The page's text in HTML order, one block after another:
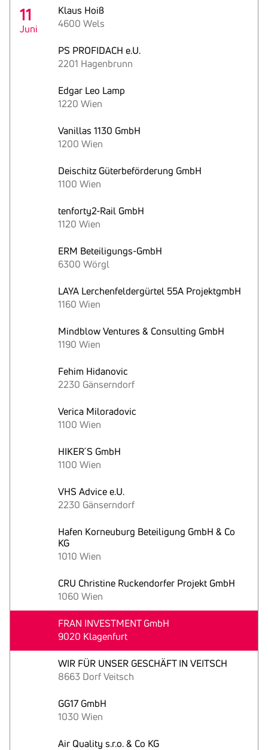
11
Juni
Klaus Hoiß
4600 Wels
PS PROFIDACH e.U.
2201 Hagenbrunn
Edgar Leo Lamp
1220 Wien
Vanillas 1130 GmbH
1200 Wien
Deischitz Güterbeförderung GmbH
1100 Wien
tenforty2-Rail GmbH
1120 Wien
ERM Beteiligungs-GmbH
6300 Wörgl
LAYA Lerchenfeldergürtel 55A ProjektgmbH
1160 Wien
Mindblow Ventures & Consulting GmbH
1190 Wien
Fehim Hidanovic
2230 Gänserndorf
Verica Miloradovic
1100 Wien
HIKER´S GmbH
1100 Wien
VHS Advice e.U.
2230 Gänserndorf
Hafen Korneuburg Beteiligung GmbH & Co
KG
1010 Wien
CRU Christine Ruckendorfer Projekt GmbH
1060 Wien
FRAN INVESTMENT GmbH
9020 Klagenfurt
WIR FÜR UNSER GESCHÄFT IN VEITSCH
8663 Dorf Veitsch
GG17 GmbH
1030 Wien
Air Quality s.r.o. & Co KG